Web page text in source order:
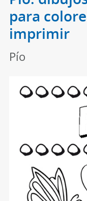
para
imprimir
Pío